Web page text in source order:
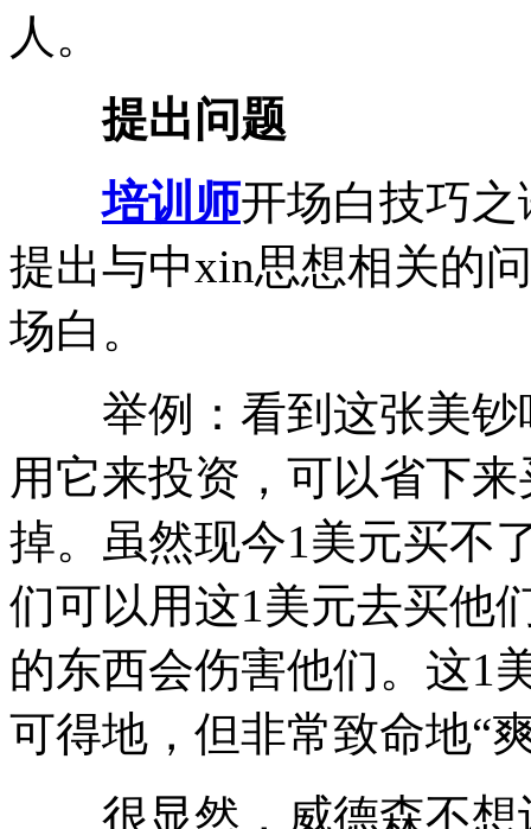
人。
提出问题
培训师开场白技巧
提出与中xin思想相关的
场白。
举例：看到这张美钞
用它来投资，可以省下
掉。虽然现今1美元买不
们可以用这1美元去买他
的东西会伤害他们。这1
可得地，但非常致命地“
很显然，威德森不想